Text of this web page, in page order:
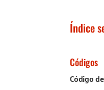
Índice
Códigos
Código